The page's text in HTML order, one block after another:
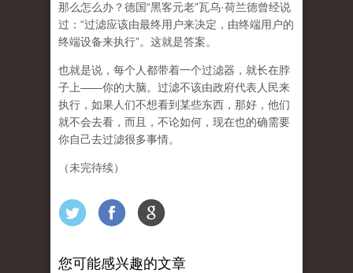
那么怎么办？德国“黑客元老”瓦乌·荷兰德曾经说
过：“过滤应该由最终用户来决定，由终端用户的
终端设备来执行”。这就是答案。
也就是说，每个人都带着一个过滤器，就长在脖
子上——你的大脑。过滤不该由政府代表人民来
执行，如果人们不想看到某些东西，那好，他们
就不会去看，而且，不论如何，现在也的确需要
你自己去过滤很多事情。
（未完待续）
您可能感兴趣的文章